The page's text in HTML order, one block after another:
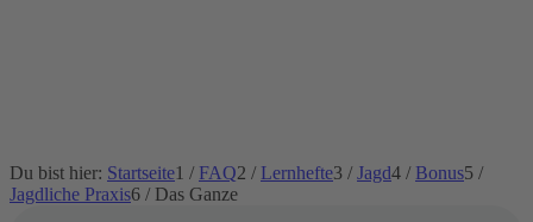
Du bist hier: Startseite1 / FAQ2 / Lernhefte3 / Jagd4 / Bonus5 /
Jagdliche Praxis6 / Das Ganze